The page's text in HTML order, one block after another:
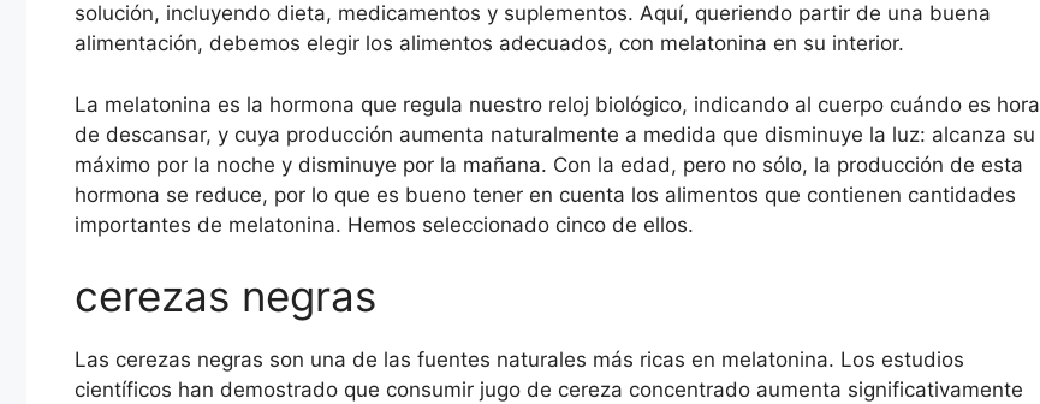
solución, incluyendo dieta, medicamentos y suplementos. Aquí, queriendo partir de una buena
alimentación, debemos elegir los alimentos adecuados, con melatonina en su interior.
La melatonina es la hormona que regula nuestro reloj biológico, indicando al cuerpo cuándo es hora
de descansar, y cuya producción aumenta naturalmente a medida que disminuye la luz: alcanza su
máximo por la noche y disminuye por la mañana. Con la edad, pero no sólo, la producción de esta
hormona se reduce, por lo que es bueno tener en cuenta los alimentos que contienen cantidades
importantes de melatonina. Hemos seleccionado cinco de ellos.
cerezas negras
Las cerezas negras son una de las fuentes naturales más ricas en melatonina. Los estudios
científicos han demostrado que consumir jugo de cereza concentrado aumenta significativamente